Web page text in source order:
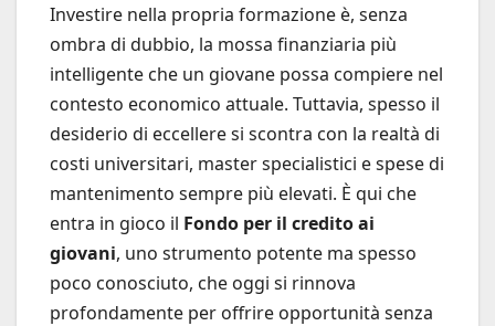
Investire nella propria formazione è, senza
ombra di dubbio, la mossa finanziaria più
intelligente che un giovane possa compiere nel
contesto economico attuale. Tuttavia, spesso il
desiderio di eccellere si scontra con la realtà di
costi universitari, master specialistici e spese di
mantenimento sempre più elevati. È qui che
entra in gioco il Fondo per il credito ai
giovani, uno strumento potente ma spesso
poco conosciuto, che oggi si rinnova
profondamente per offrire opportunità senza